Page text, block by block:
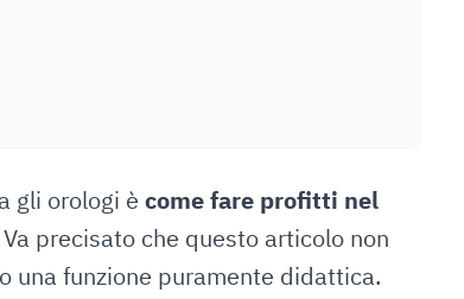
gli orologi è come fare profitti nel
Va precisato che questo articolo non
una funzione puramente didattica.